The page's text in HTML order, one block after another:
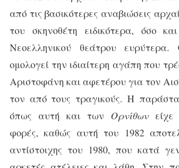
από τις βασικότερες αναβιώσεις
του σκηνοθέτη ειδικότερα, όσο
Νεοελληνικού θεάτρου ευρύτερα.
ομολογεί την ιδιαίτερη αγάπη που
Αριστοφάνη και αφετέρου για τον
τον από τους τραγικούς. Η
όπως αυτή και των Ορνίθωνείχε
φορές, καθώς αυτή του 1982
αντίστοιχης του 1980, που κατά